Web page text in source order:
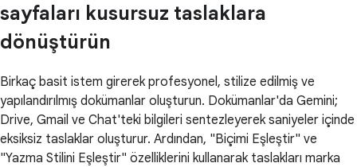
sayfaları kusursuz taslaklara
dönüştürün
Birkaç basit istem girerek profesyonel, stilize edilmiş ve
yapılandırılmış dokümanlar oluşturun. Dokümanlar'da Gemini;
Drive, Gmail ve Chat'teki bilgileri sentezleyerek saniyeler içinde
eksiksiz taslaklar oluşturur. Ardından, "Biçimi Eşleştir" ve
"Yazma Stilini Eşleştir" özelliklerini kullanarak taslakları marka